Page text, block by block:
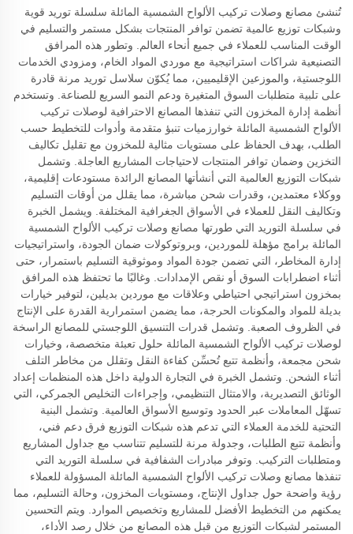
تُنشئ مصانع وصلات تركيب الألواح الشمسية المائلة سلسلة توريد قوية
وشبكات توزيع عالمية تضمن توافر المنتجات بشكل مستمر والتسليم في
الوقت المناسب للعملاء في جميع أنحاء العالم. وتطور هذه المرافق
التصنيعية شراكات استراتيجية مع موردي المواد الخام، ومزودي الخدمات
اللوجستية، والموزعين الإقليميين، مما يُكوّن سلاسل توريد مرنة قادرة
على تلبية متطلبات السوق المتغيرة ودعم النمو السريع للصناعة. وتستخدم
أنظمة إدارة المخزون التي تنفذها المصانع الاحترافية لوصلات تركيب
الألواح الشمسية المائلة خوارزميات تنبؤ متقدمة وأدوات للتخطيط حسب
الطلب، بهدف الحفاظ على مستويات مثالية للمخزون مع تقليل تكاليف
التخزين وضمان توافر المنتجات لاحتياجات المشاريع العاجلة. وتشمل
شبكات التوزيع العالمية التي أنشأتها المصانع الرائدة مستودعات إقليمية،
ووكلاء معتمدين، وقدرات شحن مباشرة، مما يقلل من أوقات التسليم
وتكاليف النقل للعملاء في الأسواق الجغرافية المختلفة. ويشمل الخبرة
في سلسلة التوريد التي طورتها مصانع وصلات تركيب الألواح الشمسية
المائلة برامج مؤهلة للموردين، وبروتوكولات ضمان الجودة، واستراتيجيات
إدارة المخاطر، التي تضمن جودة المواد وموثوقية التسليم باستمرار، حتى
أثناء اضطرابات السوق أو نقص الإمدادات. وغالبًا ما تحتفظ هذه المرافق
بمخزون استراتيجي احتياطي وعلاقات مع موردين بديلين، لتوفير خيارات
بديلة للمواد والمكونات الحرجة، مما يضمن استمرارية القدرة على الإنتاج
في الظروف الصعبة. وتشمل قدرات التنسيق اللوجستي للمصانع الراسخة
لوصلات تركيب الألواح الشمسية المائلة حلول تعبئة متخصصة، وخيارات
شحن مجمعة، وأنظمة تتبع تُحسِّن كفاءة النقل وتقلل من مخاطر التلف
أثناء الشحن. وتشمل الخبرة في التجارة الدولية داخل هذه المنظمات إعداد
الوثائق التصديرية، والامتثال التنظيمي، وإجراءات التخليص الجمركي، التي
تسهّل المعاملات عبر الحدود وتوسيع الأسواق العالمية. وتشمل البنية
التحتية للخدمة العملاء التي تدعم هذه شبكات التوزيع فرق دعم فني،
وأنظمة تتبع الطلبات، وجدولة مرنة للتسليم تتناسب مع جداول المشاريع
ومتطلبات التركيب. وتوفر مبادرات الشفافية في سلسلة التوريد التي
تنفذها مصانع وصلات تركيب الألواح الشمسية المائلة المسؤولة للعملاء
رؤية واضحة حول جداول الإنتاج، ومستويات المخزون، وحالة التسليم، مما
يمكنهم من التخطيط الأفضل للمشاريع وتخصيص الموارد. ويتم التحسين
المستمر لشبكات التوزيع من قبل هذه المصانع من خلال رصد الأداء،